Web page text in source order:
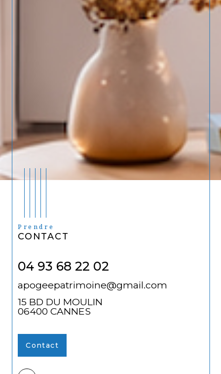
Prendre
CONTACT
04 93 68 22 02
apogeepatrimoine@gmail.com
15 BD DU MOULIN
06400 CANNES
Contact